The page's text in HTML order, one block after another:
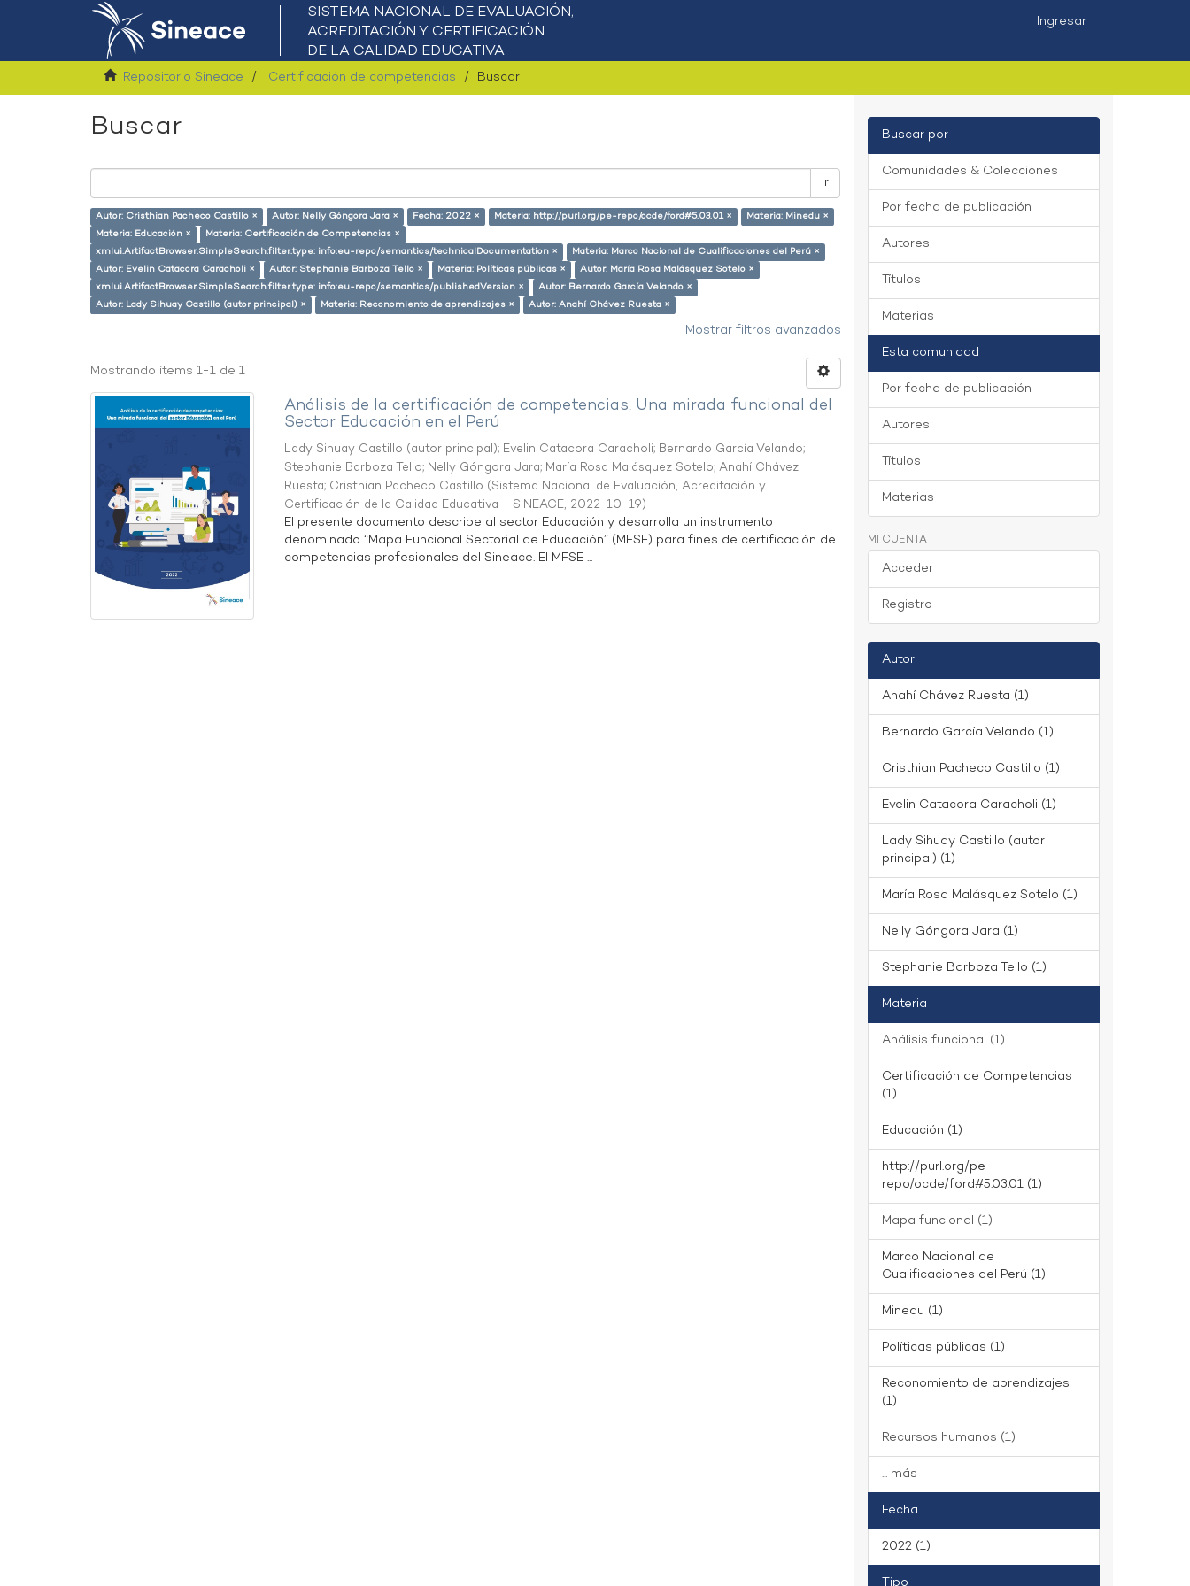
Ingresar
Repositorio Sineace Certificación de competencias Buscar
Buscar
Ir
Autor: Cristhian Pacheco Castillo × Autor: Nelly Góngora Jara × Fecha: 2022 × Materia: http://purl.org/pe-repo/ocde/ford#5.03.01 ×
Materia: Minedu ×
Materia: Educación ×
Materia: Certificación de Competencias ×
xmlui.ArtifactBrowser.SimpleSearch.filter.type: info:eu-repo/semantics/technicalDocumentation ×
Materia: Marco Nacional de Cualificaciones del Perú ×
Autor: Evelin Catacora Caracholi ×
Autor: Stephanie Barboza Tello × Materia: Políticas públicas ×
Autor: María Rosa Malásquez Sotelo ×
xmlui.ArtifactBrowser.SimpleSearch.filter.type: info:eu-repo/semantics/publishedVersion ×
Autor: Bernardo García Velando ×
Autor: Lady Sihuay Castillo (autor principal) ×
Materia: Reconomiento de aprendizajes × Autor: Anahí Chávez Ruesta ×
Mostrar filtros avanzados
Mostrando ítems 1-1 de 1
Análisis de la certificación de competencias: Una mirada funcional del
Sector Educación en el Perú
Lady Sihuay Castillo (autor principal); Evelin Catacora Caracholi; Bernardo García Velando;
Stephanie Barboza Tello; Nelly Góngora Jara; María Rosa Malásquez Sotelo;Anahí Chávez
Ruesta; Cristhian Pacheco Castillo (Sistema Nacional de Evaluación, Acreditación y
Certificación de la Calidad Educativa - SINEACE, 2022-10-19)
El presente documento describe al sector Educación y desarrolla un instrumento
denominado “Mapa Funcional Sectorial de Educación” (MFSE) para fines de certificación de
competencias profesionales del Sineace. El MFSE ...
Buscar por
Comunidades & Colecciones
Por fecha de publicación
Autores
Títulos
Materias
Esta comunidad
Por fecha de publicación
Autores
Títulos
Materias
MI CUENTA
Acceder
Registro
Autor
Anahí Chávez Ruesta (1)
Bernardo García Velando (1)
Cristhian Pacheco Castillo (1)
Evelin Catacora Caracholi (1)
Lady Sihuay Castillo (autor
principal) (1)
María Rosa Malásquez Sotelo (1)
Nelly Góngora Jara (1)
Stephanie Barboza Tello (1)
Materia
Análisis funcional (1)
Certificación de Competencias
(1)
Educación (1)
http://purl.org/pe-
repo/ocde/ford#5.03.01 (1)
Mapa funcional (1)
Marco Nacional de
Cualificaciones del Perú (1)
Minedu (1)
Políticas públicas (1)
Reconomiento de aprendizajes
(1)
Recursos humanos (1)
... más
Fecha
2022 (1)